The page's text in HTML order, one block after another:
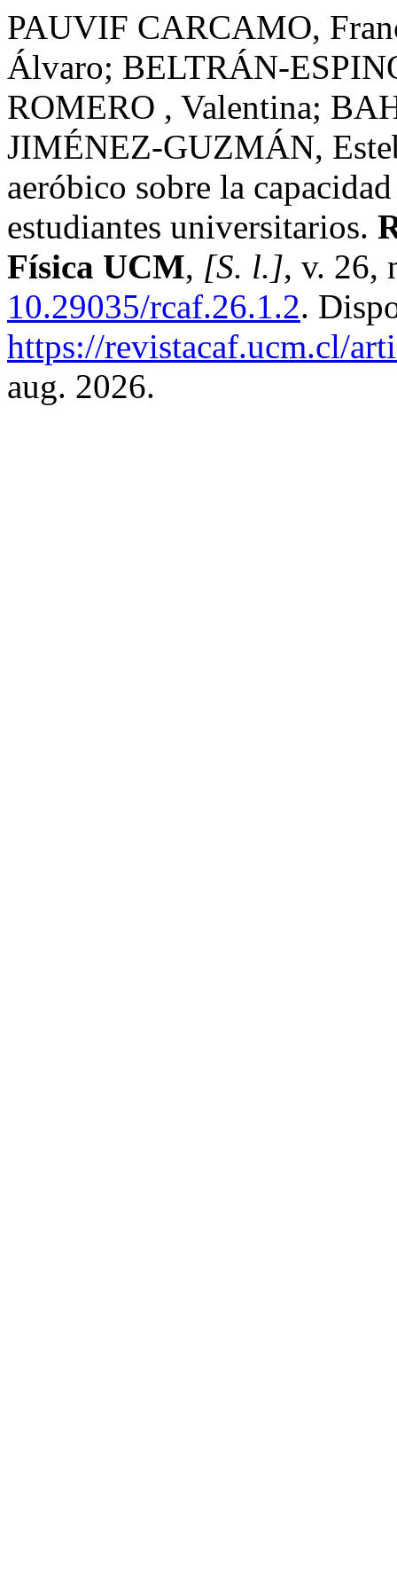
PAUVIF CARCAMO,
Álvaro; BELTRÁN-
ROMERO , Valentina;
JIMÉNEZ-GUZMÁN,
aeróbico sobre la
estudiantes universitarios.
Física UCM, [S. l.], v. 26,
10.29035/rcaf.26.1.2.
https://revistacaf.ucm.cl/
aug. 2026.